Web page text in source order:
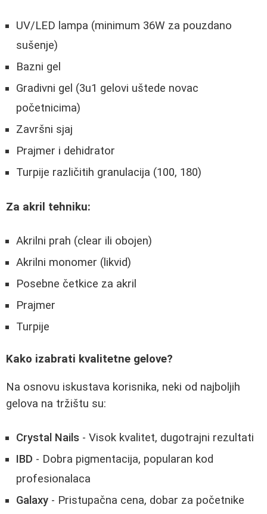
UV/LED lampa (minimum 36W za pouzdano
sušenje)
Bazni gel
Gradivni gel (3u1 gelovi uštede novac
početnicima)
Završni sjaj
Prajmer i dehidrator
Turpije različitih granulacija (100, 180)
Za akril tehniku:
Akrilni prah (clear ili obojen)
Akrilni monomer (likvid)
Posebne četkice za akril
Prajmer
Turpije
Kako izabrati kvalitetne gelove?
Na osnovu iskustava korisnika, neki od najboljih
gelova na tržištu su:
Crystal Nails - Visok kvalitet, dugotrajni rezultati
IBD - Dobra pigmentacija, popularan kod
profesionalaca
Galaxy - Pristupačna cena, dobar za početnike